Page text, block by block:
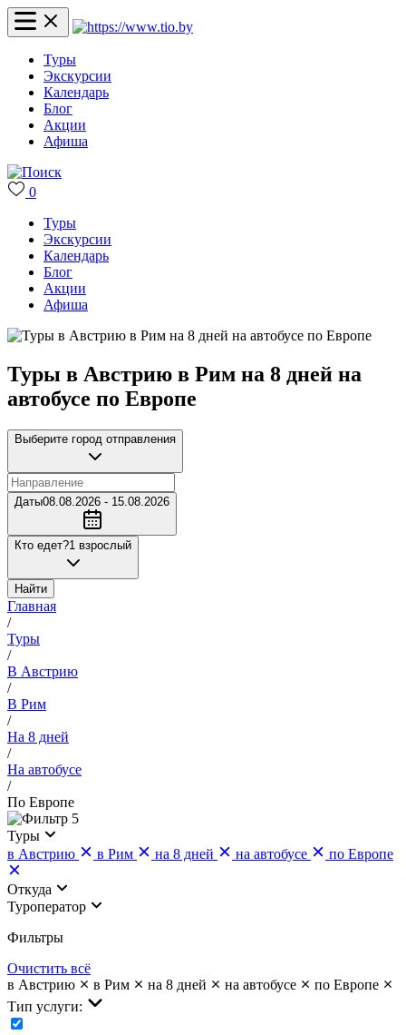
Туры
Экскурсии
Календарь
Блог
Акции
Афиша
0
Туры
Экскурсии
Календарь
Блог
Акции
Афиша
Туры в Австрию в Рим на 8 дней на
автобусе по Европе
Выберите город отправления
Даты08.08.2026 - 15.08.2026
Кто едет?1 взрослый
Найти
Главная
/
Туры
/
В Австрию
/
В Рим
/
На 8 дней
/
На автобусе
/
По Европе
5
Туры
в Австрию
в Рим на 8 дней на автобусе по Европе
Откуда
Туроператор
Фильтры
Очистить всё
в Австрию
в Рим на 8 дней на автобусе
по Европе
Тип услуги: